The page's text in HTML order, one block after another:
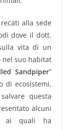
alla sede
dove il dott.
vita di un
nel suo habitat
Sandpiper”
di ecosistemi,
questa
alcuni
ai quali ha